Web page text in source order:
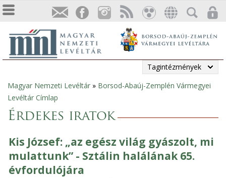
Tagintézmények
Jelenlegi
hely
Magyar Nemzeti Levéltár » Borsod-Abaúj-Zemplén Vármegyei
Levéltár Címlap
Érdekes iratok
Kis József: „az egész világ gyászolt, mi
mulattunk” - Sztálin halálának 65.
évfordulójára